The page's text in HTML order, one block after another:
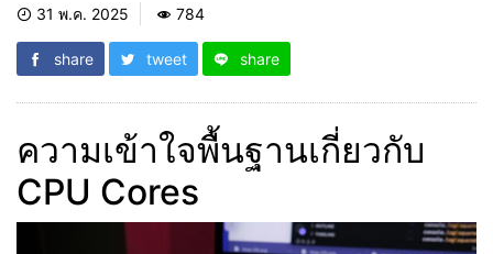
31 พ.ค. 2025 784
share tweet share
ความเข้าใจพื้นฐานเกี่ยวกับ
CPU Cores